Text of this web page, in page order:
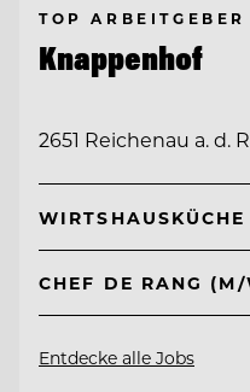
TOP ARBEITGEBER
Knappenhof
2651 Reichenau a. d.
CHEF DE RANG
Entdecke alle Jobs